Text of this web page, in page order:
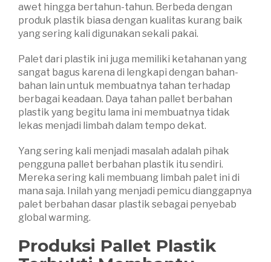
awet hingga bertahun-tahun. Berbeda dengan
produk plastik biasa dengan kualitas kurang baik
yang sering kali digunakan sekali pakai.
Palet dari plastik ini juga memiliki ketahanan yang
sangat bagus karena di lengkapi dengan bahan-
bahan lain untuk membuatnya tahan terhadap
berbagai keadaan. Daya tahan pallet berbahan
plastik yang begitu lama ini membuatnya tidak
lekas menjadi limbah dalam tempo dekat.
Yang sering kali menjadi masalah adalah pihak
pengguna pallet berbahan plastik itu sendiri.
Mereka sering kali membuang limbah palet ini di
mana saja. Inilah yang menjadi pemicu dianggapnya
palet berbahan dasar plastik sebagai penyebab
global warming.
Produksi Pallet Plastik